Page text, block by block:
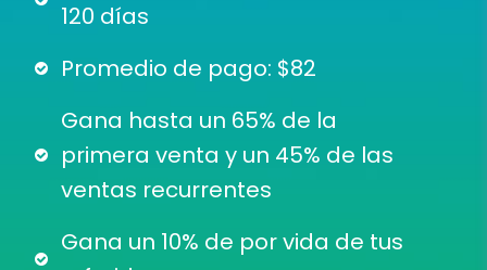
120 días
Promedio de pago: $82
Gana hasta un 65% de la
primera venta y un 45% de las
ventas recurrentes
Gana un 10% de por vida de tus